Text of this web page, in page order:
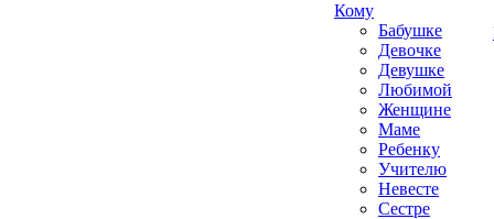
Кому
Бабушке
Девочке
Девушке
Любимой
Женщине
Маме
Ребенку
Учителю
Невесте
Сестре